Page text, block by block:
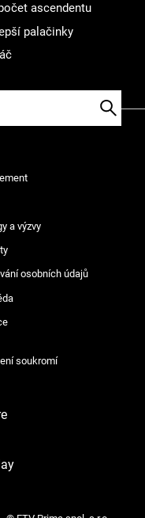
ascendentu
palačinky
a výzvy
osobních údajů
soukromí